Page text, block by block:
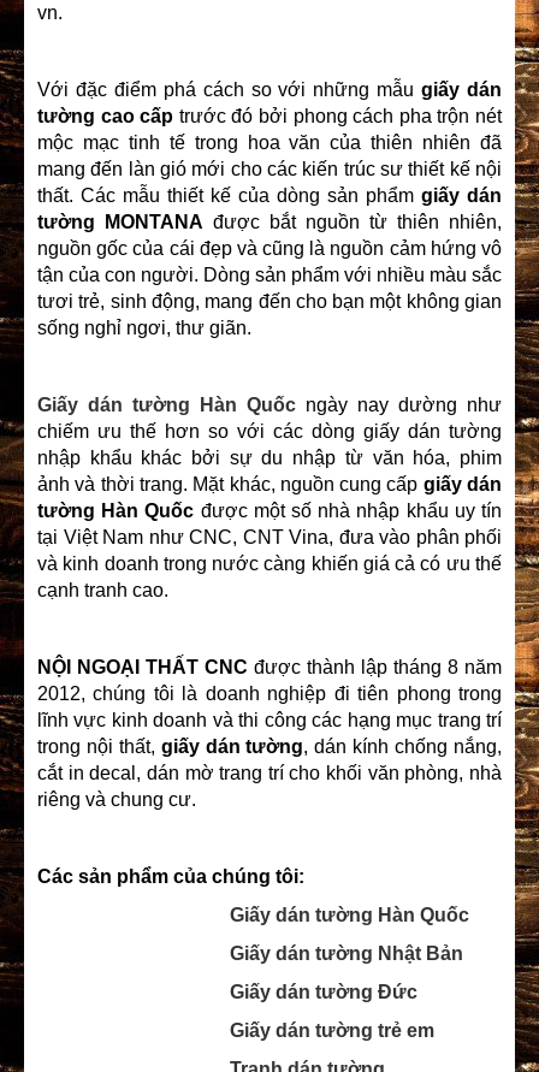
vn.
Với đặc điểm phá cách so với những mẫugiấy dán
tường cao cấp trước đó bởi phong cách pha trộn nét
mộc mạc tinh tế trong hoa văn của thiên nhiên đã
mang đến làn gió mới cho các kiến trúc sư thiết kế nội
thất. Các mẫu thiết kế của dòng sản phẩm giấy dán
tường MONTANA được bắt nguồn từ thiên nhiên,
nguồn gốc của cái đẹp và cũng là nguồn cảm hứng vô
tận của con người. Dòng sản phẩm với nhiều màu sắc
tươi trẻ, sinh động, mang đến cho bạn một không gian
sống nghỉ ngơi, thư giãn.
Giấy dán tường Hàn Quốc ngày nay dường như
chiếm ưu thế hơn so với các dòng giấy dán tường
nhập khẩu khác bởi sự du nhập từ văn hóa, phim
ảnh và thời trang. Mặt khác, nguồn cung cấp giấy dán
tường Hàn Quốc được một số nhà nhập khẩu uy tín
tại Việt Nam như CNC, CNT Vina, đưa vào phân phối
và kinh doanh trong nước càng khiến giá cả có ưu thế
cạnh tranh cao.
NỘI NGOẠI THẤT CNC được thành lập tháng 8 năm
2012, chúng tôi là doanh nghiệp đi tiên phong trong
lĩnh vực kinh doanh và thi công các hạng mục trang trí
trong nội thất, giấy dán tường, dán kính chống nắng,
cắt in decal, dán mờ trang trí cho khối văn phòng, nhà
riêng và chung cư.
Các sản phẩm của chúng tôi:
Giấy dán tường Hàn Quốc
Giấy dán tường Nhật Bản
Giấy dán tường Đức
Giấy dán tường trẻ em